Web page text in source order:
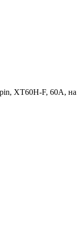
XT60H-F, 60A, на